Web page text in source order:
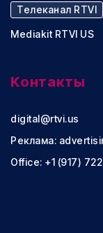
Телеканал RTVI
Mediakit RTVI US
Контакты
digital@rtvi.us
Реклама:
Office: +1 (917)